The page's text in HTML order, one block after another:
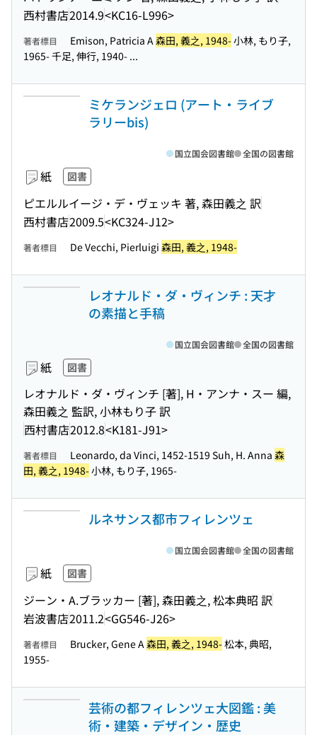
西村書店2014.9<KC16-L996>
著者標目 Emison, Patricia A森田, 義之, 1948-小林, もり子,
1965- 千足, 伸行, 1940- ...
ミケランジェロ (アート・ライブ
ラリーbis)
紙 図書
ピエルルイージ・デ・ヴェッキ 著, 森田義之 訳
西村書店2009.5<KC324-J12>
国立国会図書館 全国の図書館
著者標目 De Vecchi, Pierluigi 森田, 義之, 1948-
レオナルド・ダ・ヴィンチ : 天才
の素描と手稿
紙 図書
レオナルド・ダ・ヴィンチ [著], H・アンナ・スー 編,
森田義之 監訳, 小林もり子 訳
西村書店2012.8<K181-J91>
国立国会図書館 全国の図書館
著者標目 Leonardo, da Vinci, 1452-1519 Suh, H. Anna 森
田, 義之, 1948-小林, もり子, 1965-
ルネサンス都市フィレンツェ
紙 図書
ジーン・A.ブラッカー [著], 森田義之, 松本典昭 訳
岩波書店2011.2<GG546-J26>
国立国会図書館 全国の図書館
著者標目 Brucker, Gene A森田, 義之, 1948-松本, 典昭,
1955-
芸術の都フィレンツェ大図鑑 : 美
術・建築・デザイン・歴史